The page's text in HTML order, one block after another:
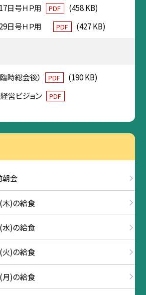
日号ＨＰ用 PDF
(458 KB)
日号ＨＰ用
PDF (427 KB)
時総会後） PDF
(190 KB)
営ビジョン
PDF
朝会
木)の給食
水)の給食
火)の給食
月)の給食